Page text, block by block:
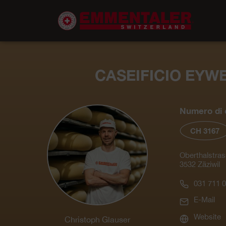
CASEIFICIO
Christoph Glauser
Numero di
CH 3167
3532 Zäziwil
031 711
E-Mail
Website